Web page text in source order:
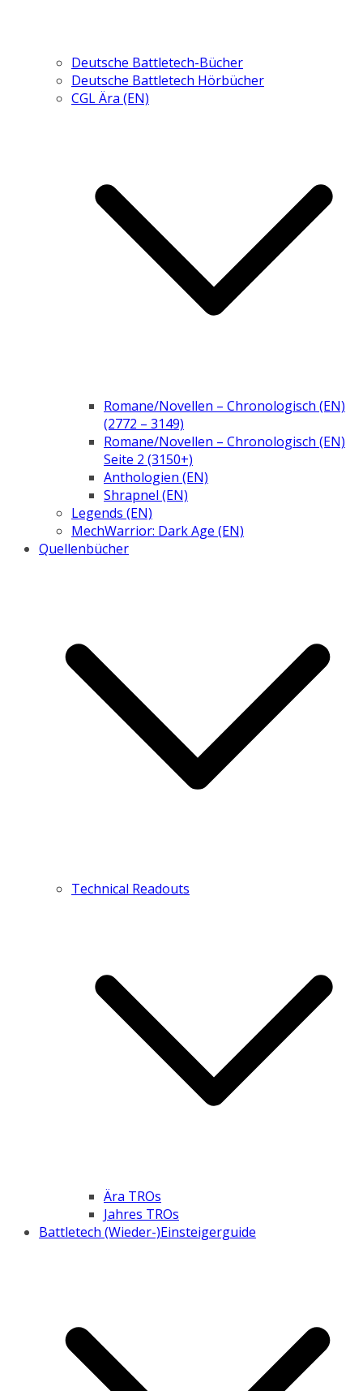
Deutsche Battletech-Bücher
Deutsche Battletech Hörbücher
CGL Ära (EN)
Romane/Novellen – Chronologisch (EN)
(2772 – 3149)
Romane/Novellen – Chronologisch (EN)
Seite 2 (3150+)
Anthologien (EN)
Shrapnel (EN)
Legends (EN)
MechWarrior: Dark Age (EN)
Quellenbücher
Technical Readouts
Ära TROs
Jahres TROs
Battletech (Wieder-)Einsteigerguide